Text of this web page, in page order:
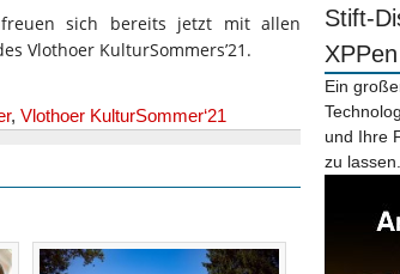
sich bereits jetzt mit allen
Vlothoer KulturSommers’21.
, Vlothoer KulturSommer‘21
Stift-
XPPen
Ein
und Ihre
zu lassen.